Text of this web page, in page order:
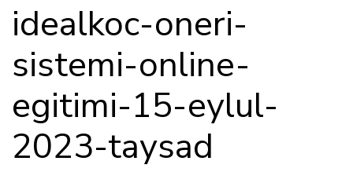
idealkoc-oneri-
sistemi-online-
egitimi-15-eylul-
2023-taysad